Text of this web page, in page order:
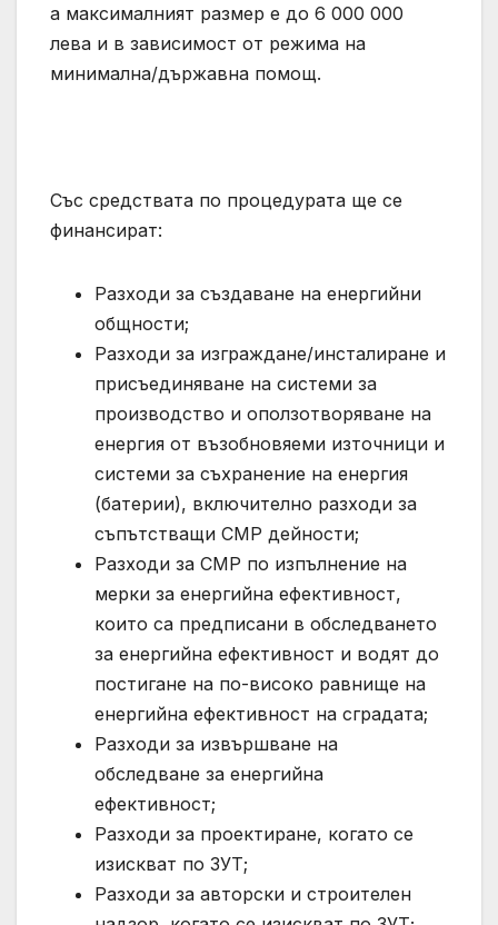
а максималният размер е до 6 000 000
лева и в зависимост от режима на
минимална/държавна помощ.
Със средствата по процедурата ще се
финансират:
Разходи за създаване на енергийни
общности;
Разходи за изграждане/инсталиране и
присъединяване на системи за
производство и оползотворяване на
енергия от възобновяеми източници и
системи за съхранение на енергия
(батерии), включително разходи за
съпътстващи СМР дейности;
Разходи за СМР по изпълнение на
мерки за енергийна ефективност,
които са предписани в обследването
за енергийна ефективност и водят до
постигане на по-високо равнище на
енергийна ефективност на сградата;
Разходи за извършване на
обследване за енергийна
ефективност;
Разходи за проектиране, когато се
изискват по ЗУТ;
Разходи за авторски и строителен